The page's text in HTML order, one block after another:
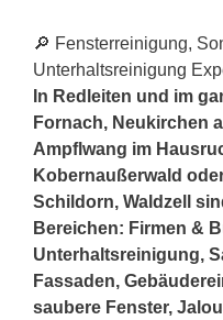
🔎 Fensterreinigung,
Unterhaltsreinigung
In Redleiten und im
Fornach, Neukirchen
Ampflwang im
Kobernaußerwald
Schildorn, Waldzell
Bereichen: Firmen &
Unterhaltsreinigung,
Fassaden,
saubere Fenster,